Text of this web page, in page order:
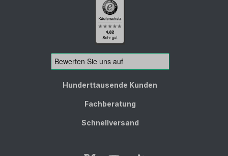
Hunderttausende Kunden
Fachberatung
Schnellversand